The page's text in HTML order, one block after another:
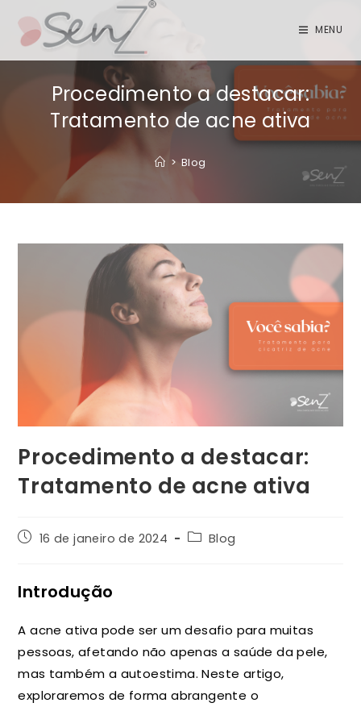
MENU
Procedimento a destacar:
Tratamento de acne ativa
> Blog
Procedimento a destacar:
Tratamento de acne ativa
16 de janeiro de 2024 Blog
Introdução
A acne ativa pode ser um desafio para muitas
pessoas, afetando não apenas a saúde da pele,
mas também a autoestima. Neste artigo,
exploraremos de forma abrangente o